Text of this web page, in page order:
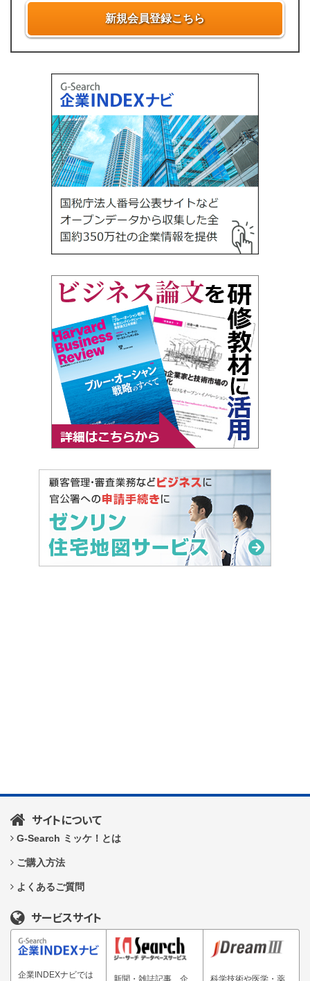
新規会員登録こちら
サイトについて
G-Search ミッケ！とは
ご購入方法
よくあるご質問
サービスサイト
企業INDEXナビでは 新聞・雑誌記事、企 科学技術や医学・薬